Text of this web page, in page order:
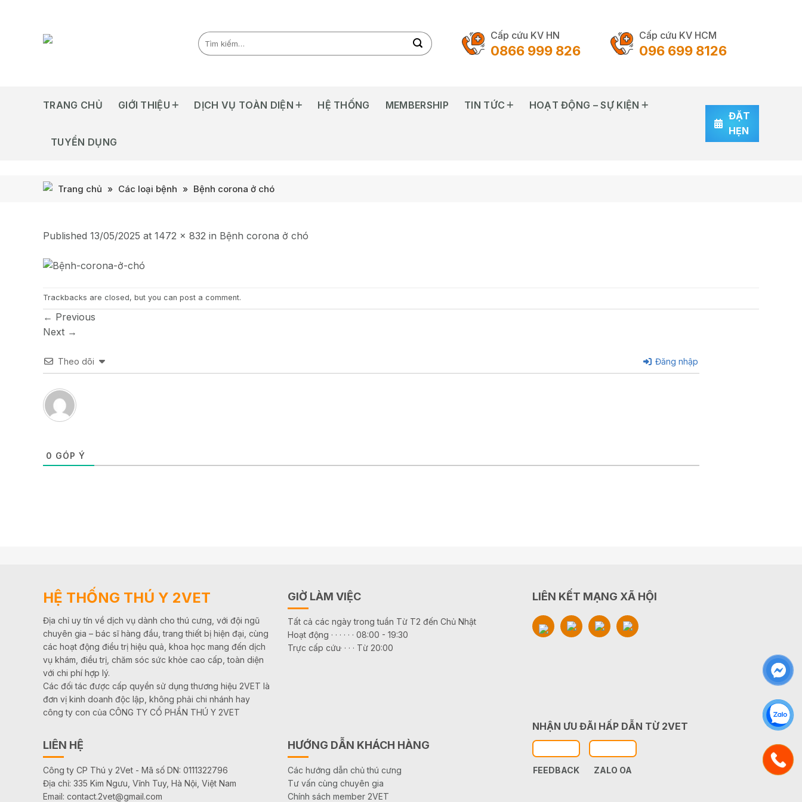
Cấp cứu KV HN
0866 999 826
Cấp cứu KV HCM
096 699 8126
TRANG CHỦ GIỚI THIỆU DỊCH VỤ TOÀN DIỆN HỆ THỐNG MEMBERSHIP TIN TỨC HOẠT ĐỘNG – SỰ KIỆN
TUYỂN DỤNG
ĐẶT
HẸN
Trang chủ » Các loại bệnh » Bệnh corona ở chó
Published 13/05/2025 at 1472 × 832 in Bệnh corona ở chó
Trackbacks are closed, but you can post a comment.
← Previous
Next →
Theo dõi Đăng nhập
0 GÓP Ý
HỆ THỐNG THÚ Y 2VET
Địa chỉ uy tín về dịch vụ dành cho thú cưng, với đội ngũ
chuyên gia – bác sĩ hàng đầu, trang thiết bị hiện đại, cùng
các hoạt động điều trị hiệu quả, khoa học mang đến dịch
vụ khám, điều trị, chăm sóc sức khỏe cao cấp, toàn diện
với chi phí hợp lý.
Các đối tác được cấp quyền sử dụng thương hiệu 2VET là
đơn vị kinh doanh độc lập, không phải chi nhánh hay
công ty con của CÔNG TY CỔ PHẦN THÚ Y 2VET
GIỜ LÀM VIỆC
Tất cả các ngày trong tuần Từ T2 đến Chủ Nhật
Hoạt động · · · · · · 08:00 - 19:30
Trực cấp cứu· · · · Từ 20:00
LIÊN KẾT MẠNG XÃ HỘI
LIÊN HỆ
Công ty CP Thú y 2Vet - Mã số DN: 0111322796
Địa chỉ: 335 Kim Ngưu, Vĩnh Tuy, Hà Nội, Việt Nam
Email: contact.2vet@gmail.com
HƯỚNG DẪN KHÁCH HÀNG
Các hướng dẫn chủ thú cưng
Tư vấn cùng chuyên gia
Chính sách member 2VET
NHẬN ƯU ĐÃI HẤP DẪN TỪ 2VET
FEEDBACK ZALO OA